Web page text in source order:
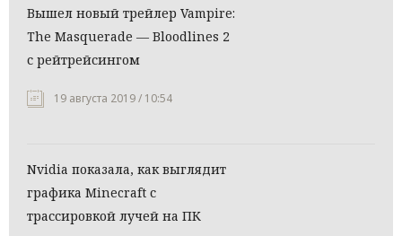
Вышел новый трейлер Vampire:
The Masquerade — Bloodlines 2
с рейтрейсингом
19 августа 2019 / 10:54
Nvidia показала, как выглядит
графика Minecraft с
трассировкой лучей на ПК